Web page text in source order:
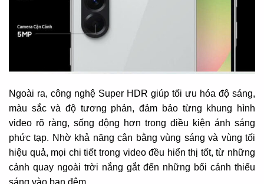
Ngoài ra, công nghệ Super HDR giúp tối ưu hóa độ sáng,
màu sắc và độ tương phản, đảm bảo từng khung hình
video rõ ràng, sống động hơn trong điều kiện ánh sáng
phức tạp. Nhờ khả năng cân bằng vùng sáng và vùng tối
hiệu quả, mọi chi tiết trong video đều hiển thị tốt, từ những
cảnh quay ngoài trời nắng gắt đến những bối cảnh thiếu